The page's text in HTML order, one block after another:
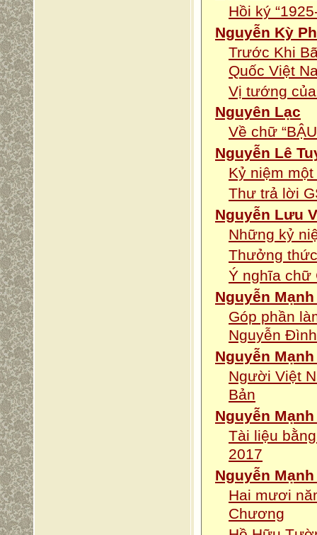
Hồi ký
Nguyễn Kỳ
Trước Khi
Quốc Việt
Vị tướng
Nguyên Lạc
Về chữ
Nguyễn Lê
Kỷ niệm
Thư trả lời
Nguyễn Lưu
Những kỷ
Thưởng
Ý nghĩa chữ
Nguyễn
Góp phần
Nguyễn
Nguyễn
Người Việt
Bản
Nguyễn
Tài liệu
2017
Nguyễn
Hai mươi
Chương